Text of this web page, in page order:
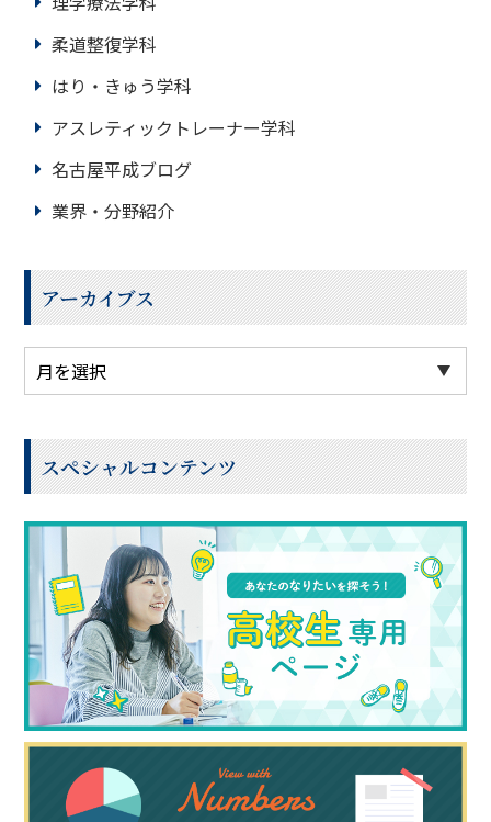
柔道整復学科
はり・きゅう学科
アスレティックトレーナー学科
名古屋平成ブログ
業界・分野紹介
アーカイブス
スペシャルコンテンツ